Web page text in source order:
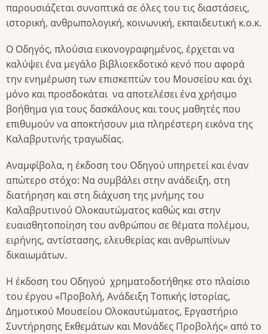
παρουσιάζεται συνοπτικά σε όλες του τις διαστάσεις,
ιστορική, ανθρωπολογική, κοινωνική, εκπαιδευτική κ.ο.κ.
Ο Οδηγός, πλούσια εικονογραφημένος, έρχεται να
καλύψει ένα μεγάλο βιβλιοεκδοτικό κενό που αφορά
την ενημέρωση των επισκεπτών του Μουσείου και όχι
μόνο και προσδοκάται να αποτελέσει ένα χρήσιμο
βοήθημα για τους δασκάλους και τους μαθητές που
επιθυμούν να αποκτήσουν μια πληρέστερη εικόνα της
Καλαβρυτινής τραγωδίας.
Αναμφίβολα, η έκδοση του Οδηγού υπηρετεί και έναν
απώτερο στόχο: Να συμβάλει στην ανάδειξη, στη
διατήρηση και στη διάχυση της μνήμης του
Καλαβρυτινού Ολοκαυτώματος καθώς και στην
ευαισθητοποίηση του ανθρώπου σε θέματα πολέμου,
ειρήνης, αντίστασης, ελευθερίας και ανθρωπίνων
δικαιωμάτων.
Η έκδοση του Οδηγού χρηματοδοτήθηκε στο πλαίσιο
του έργου «Προβολή, Ανάδειξη Τοπικής Ιστορίας,
Δημοτικού Μουσείου Ολοκαυτώματος, Εργαστήριο
Συντήρησης Εκθεμάτων και Μονάδες Προβολής» από το